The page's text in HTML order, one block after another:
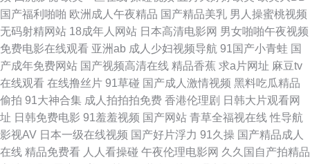
另类网址 瑟瑟瑟瑟无码97 91大片免费看 草逼网站 韩国美女被操 国产传媒三
级 精品视频 日本生活片 影视Av第一页 97人人操超碰 国产av豆花 韩国三级
有码 日本尤物电影二级 91巨炮视频在线 www精品久久 久草主页 五月天婷
婷色色图 91偷拍导航 超碰97干 AB色电影官网 人人肏人人 91色图区 国产精
品韩日 青娱乐超清精品 亚洲av色综合 91精品高跟玉足 97超碰蜜臀 老湿机
国产福利啪啪 欧洲成人午夜精品 国产精品美乳 男人操蜜桃视频
无码射精网站 18成年人网站 日本高清电影网 男女啪啪午夜视频
免费电影在线观看 亚洲ab 成人少妇视频导航 91国产小青蛙 国
产成年免费网站 国产视频高清在线 精品香蕉 求a片网址 麻豆tv
在线观看 在线撸丝片 91草碰 国产成人激情视频 黑料吃瓜精品
偷拍 91大神合集 成人拍拍拍免费 香港伦理剧 日韩大片观看网
址 日韩免费电影 91羞羞视频 国产网站 青草全福视在线 性导航
影视AV 日本一级在线视频 国产好片浮力 91久操 国产精品成人
在线 精品免费看 人人看操碰 午夜伦理电影网 久久国自产拍精品